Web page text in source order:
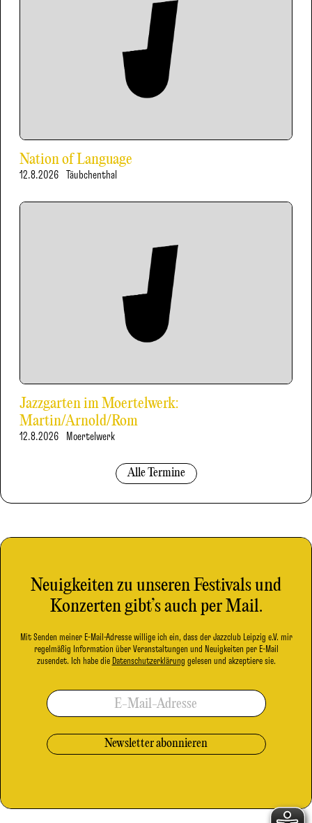
Nation of Language
12.8.2026 Täubchenthal
Jazzgarten im Moertelwerk:
Martin/Arnold/Rom
12.8.2026 Moertelwerk
Alle Termine
Neuigkeiten zu unseren Festivals und
Konzerten gibt’s auch per Mail.
Mit Senden meiner E-Mail-Adresse willige ich ein, dass der Jazzclub Leipzig e.V. mir
regelmäßig Information über Veranstaltungen und Neuigkeiten per E-Mail
zusendet. Ich habe die Datenschutzerklärung gelesen und akzeptiere sie.
E-Mail-Adresse